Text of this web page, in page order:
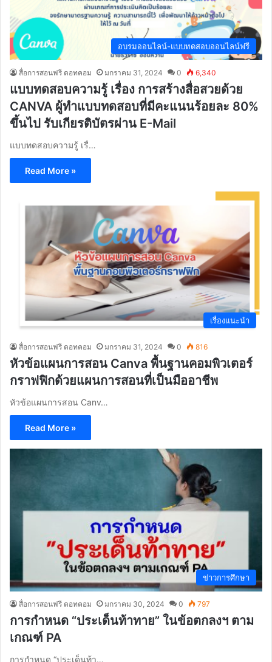
อบรมออนไลน์-แบบทดสอบออนไลน์ฟรี
สื่อการสอนฟรี ดอทคอม มกราคม 31, 2024 0 6,340
แบบทดสอบความรู้ เรื่อง การสร้างสื่อสวยด้วย
CANVA ผู้ทำแบบทดสอบที่มีคะแนนร้อยละ 80%
ขึ้นไป รับเกียรติบัตรผ่าน E-Mail
แบบทดสอบความรู้ เรื่…
Read More »
เรื่องแนะนำ
สื่อการสอนฟรี ดอทคอม มกราคม 31, 2024 0 816
หัวข้อแผนการสอน Canva พื้นฐานคอมพิวเตอร์
กราฟฟิกด้วยแผนการสอนที่เป็นมืออาชีพ
หัวข้อแผนการสอน Canv…
Read More »
ข่าวการศึกษา
สื่อการสอนฟรี ดอทคอม มกราคม 30, 2024 0 797
การกำหนด “ประเด็นท้าทาย” ในข้อตกลงฯ ตาม
เกณฑ์ PA
การกำหนด “ประเด็นท้า…